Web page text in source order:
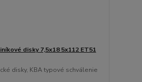
disky 7,5x18 5x112 ET51
disky, KBA typové schválenie